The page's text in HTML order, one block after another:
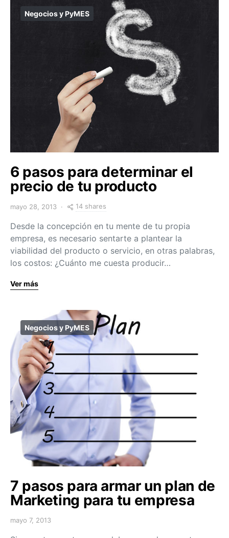
Negocios y PyMES
6 pasos para determinar el
precio de tu producto
mayo 28, 2013 14 shares
Desde la concepción en tu mente de tu propia
empresa, es necesario sentarte a plantear la
viabilidad del producto o servicio, en otras palabras,
los costos: ¿Cuánto me cuesta producir…
Ver más
Negocios y PyMES
7 pasos para armar un plan de
Marketing para tu empresa
mayo 7, 2013